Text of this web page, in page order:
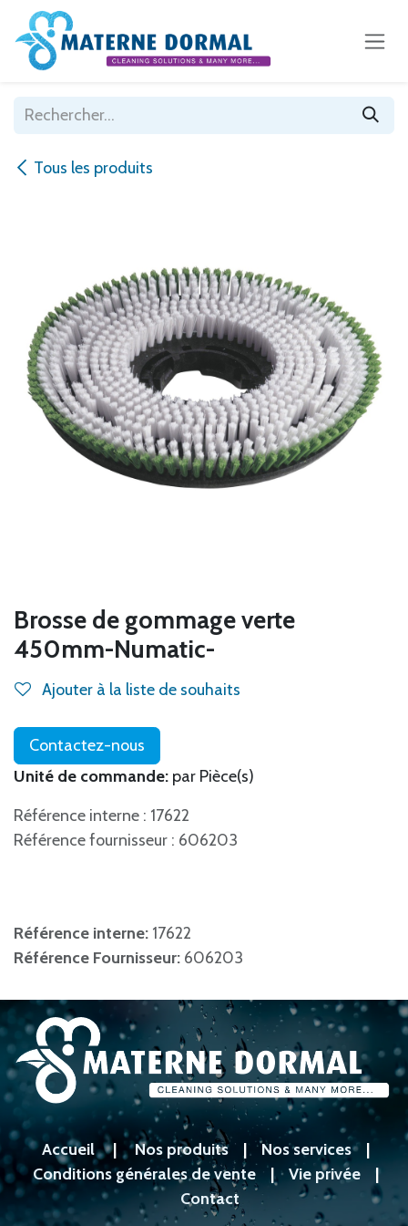
Se rendre au contenu
Tous les produits
Brosse de gommage verte
450mm-Numatic-
Ajouter à la liste de souhaits
Contactez-nous
Unité de commande: par Pièce(s)
Référence interne : 17622
Référence fournisseur : 606203
Référence interne: 17622
Référence Fournisseur: 606203
Accueil|Nos produits|Nos services|
Conditions générales de vente | Vie privée |
Contact